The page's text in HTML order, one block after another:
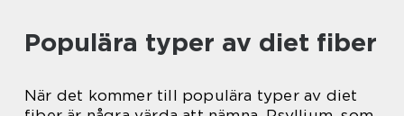
Populära typer av diet fiber
När det kommer till populära typer av diet